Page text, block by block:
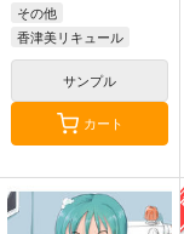
その他
香津美リキュール
闇雲那魅
サンプル
カート